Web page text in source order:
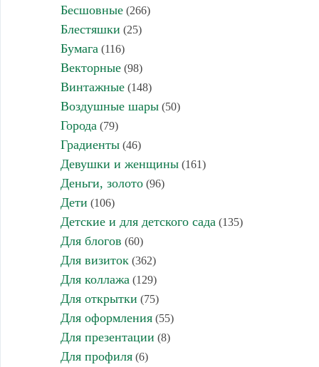
Бесшовные(266)
Блестяшки (25)
Бумага (116)
Векторные(98)
Винтажные(148)
Воздушные шары(50)
Города (79)
Градиенты(46)
Девушки и женщины(161)
Деньги, золото(96)
Дети (106)
Детские и для детского сада (135)
Для блогов (60)
Для визиток(362)
Для коллажа (129)
Для открытки (75)
Для оформления(55)
Для презентации (8)
Для профиля(6)